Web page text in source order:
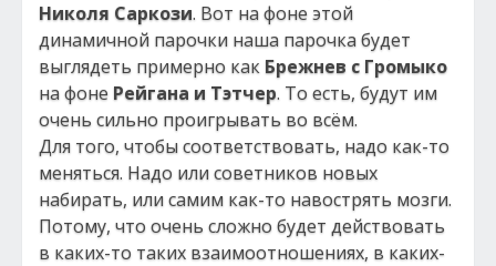
Николя Саркози. Вот на фоне этой
динамичной парочки наша парочка будет
выглядеть примерно как Брежнев с Громыко
на фоне Рейгана и Тэтчер. То есть, будут им
очень сильно проигрывать во всём.
Для того, чтобы соответствовать, надо как-то
меняться. Надо или советников новых
набирать, или самим как-то навострять мозги.
Потому, что очень сложно будет действовать
в каких-то таких взаимоотношениях, в каких-